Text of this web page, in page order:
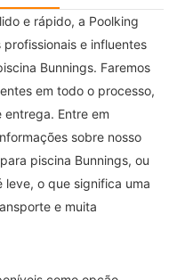
e rápido, a Poolking
e influentes
Bunnings. Faremos
em todo o processo,
Entre em
sobre nosso
piscina Bunnings, ou
leve, o que significa uma
e muita